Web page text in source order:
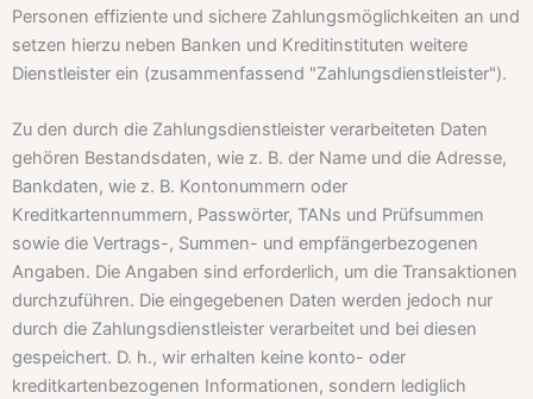
Personen effiziente und sichere Zahlungsmöglichkeiten an und
setzen hierzu neben Banken und Kreditinstituten weitere
Dienstleister ein (zusammenfassend "Zahlungsdienstleister").
Zu den durch die Zahlungsdienstleister verarbeiteten Daten
gehören Bestandsdaten, wie z. B. der Name und die Adresse,
Bankdaten, wie z. B. Kontonummern oder
Kreditkartennummern, Passwörter, TANs und Prüfsummen
sowie die Vertrags-, Summen- und empfängerbezogenen
Angaben. Die Angaben sind erforderlich, um die Transaktionen
durchzuführen. Die eingegebenen Daten werden jedoch nur
durch die Zahlungsdienstleister verarbeitet und bei diesen
gespeichert. D. h., wir erhalten keine konto- oder
kreditkartenbezogenen Informationen, sondern lediglich